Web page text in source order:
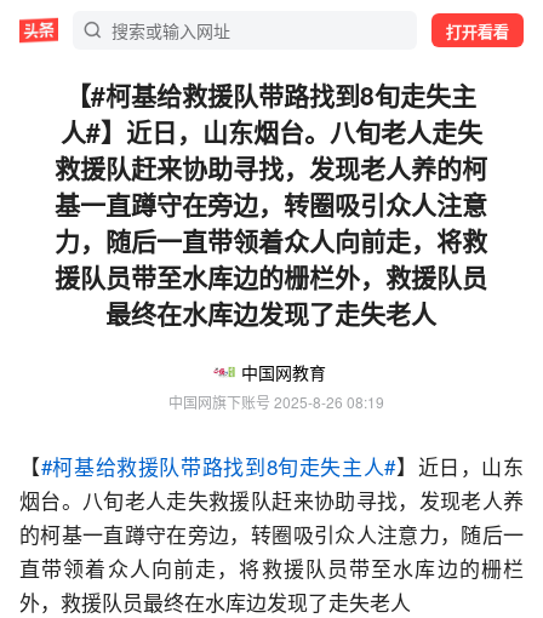
打开看看
【#柯基给救援队带路找到8旬走失主
人#】近日，山东烟台。八旬老人走失
救援队赶来协助寻找，发现老人养的柯
基一直蹲守在旁边，转圈吸引众人注意
力，随后一直带领着众人向前走，将救
援队员带至水库边的栅栏外，救援队员
最终在水库边发现了走失老人
中国网教育
中国网旗下账号 2025-8-26 08:19
【#柯基给救援队带路找到8旬走失主人#】近日，山东
烟台。八旬老人走失救援队赶来协助寻找，发现老人养
的柯基一直蹲守在旁边，转圈吸引众人注意力，随后一
直带领着众人向前走，将救援队员带至水库边的栅栏
外，救援队员最终在水库边发现了走失老人